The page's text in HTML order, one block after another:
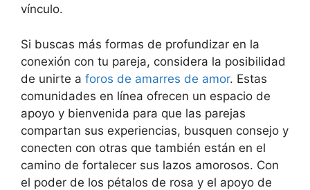
vínculo.
Si buscas más formas de profundizar en la
conexión con tu pareja, considera la posibilidad
de unirte a foros de amarres de amor. Estas
comunidades en línea ofrecen un espacio de
apoyo y bienvenida para que las parejas
compartan sus experiencias, busquen consejo y
conecten con otras que también están en el
camino de fortalecer sus lazos amorosos. Con
el poder de los pétalos de rosa y el apoyo de